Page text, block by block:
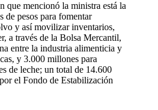
que mencionó la ministra está la
de pesos para fomentar
y así movilizar inventarios,
a través de la Bolsa Mercantil,
entre la industria alimenticia y
y 3.000 millones para
de leche; un total de 14.600
el Fondo de Estabilización